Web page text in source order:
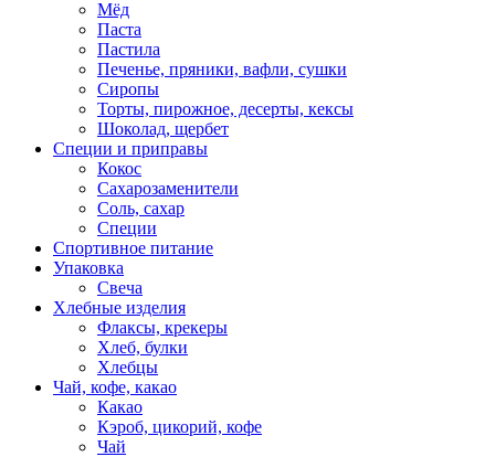
Мёд
Паста
Пастила
Печенье, пряники, вафли, сушки
Сиропы
Торты, пирожное, десерты, кексы
Шоколад, щербет
Специи и приправы
Кокос
Сахарозаменители
Соль, сахар
Специи
Спортивное питание
Упаковка
Свеча
Хлебные изделия
Флаксы, крекеры
Хлеб, булки
Хлебцы
Чай, кофе, какао
Какао
Кэроб, цикорий, кофе
Чай